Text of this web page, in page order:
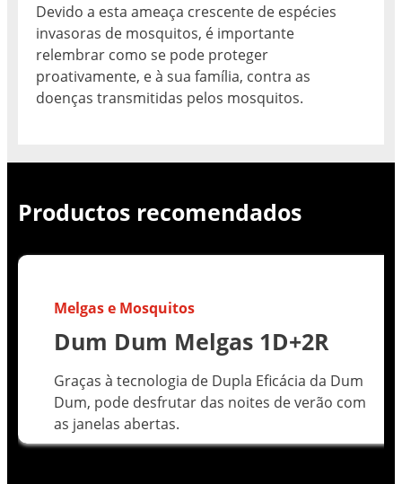
Devido a esta ameaça crescente de espécies
invasoras de mosquitos, é importante
relembrar como se pode proteger
proativamente, e à sua família, contra as
doenças transmitidas pelos mosquitos.
Productos recomendados
Melgas e Mosquitos
Dum Dum Melgas 1D+2R
Graças à tecnologia de Dupla Eficácia da Dum
Dum, pode desfrutar das noites de verão com
as janelas abertas.